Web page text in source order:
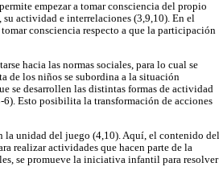
empezar a tomar consciencia del propio
actividad e interrelaciones (3,9,10). En el
consciencia respecto a que la participación
hacia las normas sociales, para lo cual se
de los niños se subordina a la situación
se desarrollen las distintas formas de actividad
Esto posibilita la transformación de acciones
unidad del juego (4,10). Aquí, el contenido del
realizar actividades que hacen parte de la
se promueve la iniciativa infantil para resolver